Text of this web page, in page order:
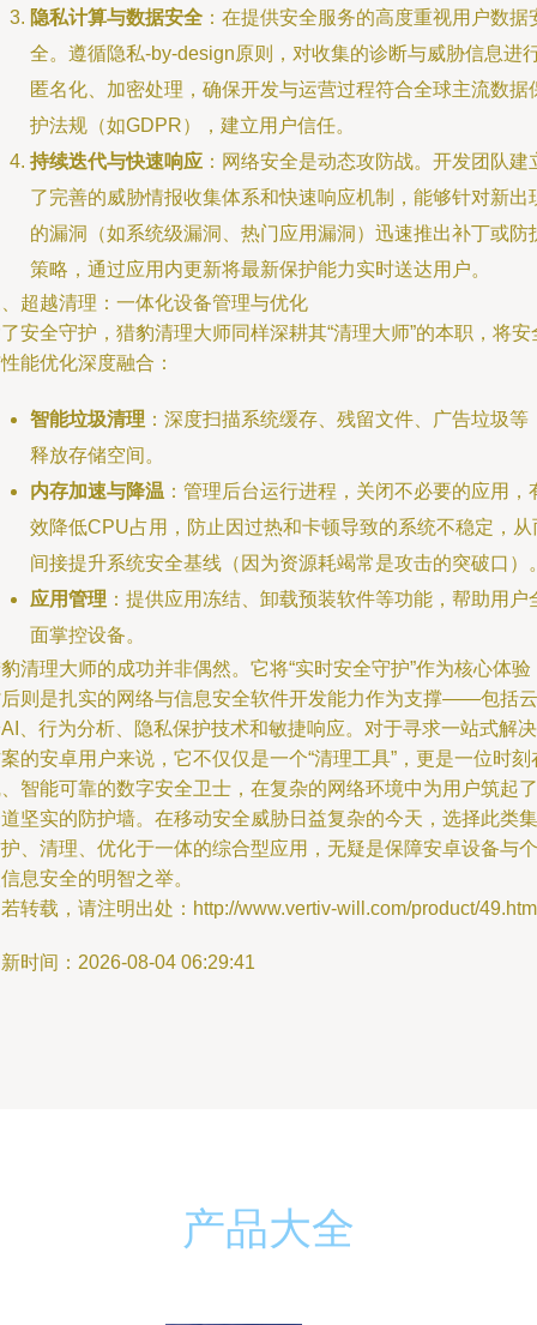
隐私计算与数据安全 ：在提供安全服务的高度重视用户数据
全。遵循隐私-by-design原则，对收集的诊断与威胁信息进
匿名化、加密处理，确保开发与运营过程符合全球主流数据
护法规（如GDPR），建立用户信任。
持续迭代与快速响应 ：网络安全是动态攻防战。开发团队建
了完善的威胁情报收集体系和快速响应机制，能够针对新出
的漏洞（如系统级漏洞、热门应用漏洞）迅速推出补丁或防
策略，通过应用内更新将最新保护能力实时送达用户。
超越清理：一体化设备管理与优化
安全守护，猎豹清理大师同样深耕其“清理大师”的本职，将安
能优化深度融合：
智能垃圾清理 ：深度扫描系统缓存、残留文件、广告垃圾等
释放存储空间。
内存加速与降温 ：管理后台运行进程，关闭不必要的应用，
效降低CPU占用，防止因过热和卡顿导致的系统不稳定，从
间接提升系统安全基线（因为资源耗竭常是攻击的突破口）
应用管理 ：提供应用冻结、卸载预装软件等功能，帮助用户
面掌控设备。
清理大师的成功并非偶然。它将“实时安全守护”作为核心体验
则是扎实的网络与信息安全软件开发能力作为支撑——包括云
、行为分析、隐私保护技术和敏捷响应。对于寻求一站式解决
的安卓用户来说，它不仅仅是一个“清理工具”，更是一位时刻
智能可靠的数字安全卫士，在复杂的网络环境中为用户筑起了
坚实的防护墙。在移动安全威胁日益复杂的今天，选择此类集
、清理、优化于一体的综合型应用，无疑是保障安卓设备与个
息安全的明智之举。
转载，请注明出处：http://www.vertiv-will.com/product/
时间：2026-08-04 06:29:41
产品大全